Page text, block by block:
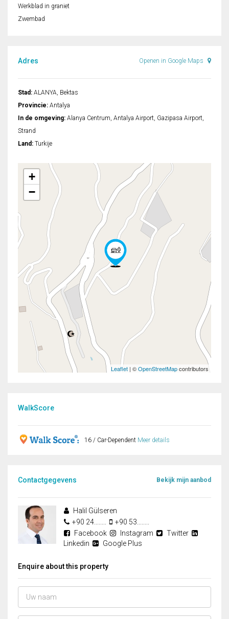
Werkblad in graniet
Zwembad
Adres Openen in Google Maps
Stad: ALANYA, Bektas
Provincie: Antalya
In de omgeving: Alanya Centrum, Antalya Airport, Gazipasa Airport,
Strand
Land: Turkije
+
−
Leaflet | ©OpenStreetMapcontributors
WalkScore
16 / Car-Dependent Meer details
Contactgegevens Bekijk mijn aanbod
Halil Gülseren
+90 24........
+90 53........
Facebook
Instagram
Twitter
Linkedin
Google Plus
Enquire about this property